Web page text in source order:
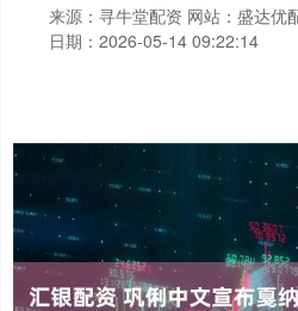
来源：寻牛堂配资 网站：盛达优
日期：2026-05-14 09:22:14